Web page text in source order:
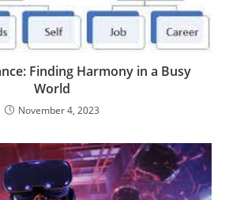
Finding Harmony in a Busy
World
November 4, 2023